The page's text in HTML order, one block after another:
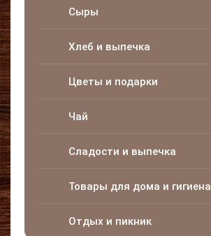
Сыры
Хлеб и выпечка
Цветы и подарки
Чай
Сладости и выпечка
Товары для дома и гигиена
Отдых и пикник